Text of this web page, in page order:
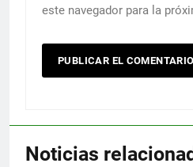
este navegador para la
Noticias